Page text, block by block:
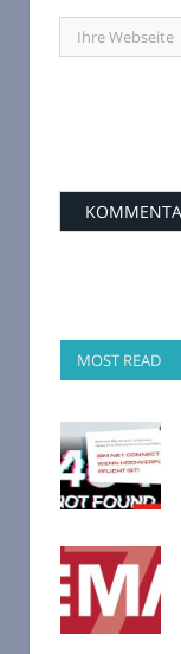
MOST READ